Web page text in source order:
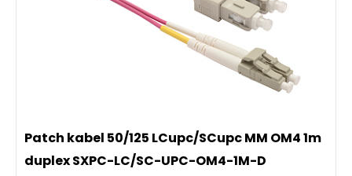
Patch kabel 50/125 LCupc/SCupc MM OM4 1m
duplex SXPC-LC/SC-UPC-OM4-1M-D